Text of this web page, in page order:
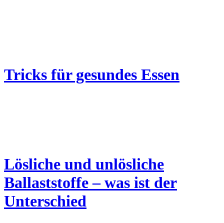
Tricks für gesundes Essen
Lösliche und unlösliche
Ballaststoffe – was ist der
Unterschied